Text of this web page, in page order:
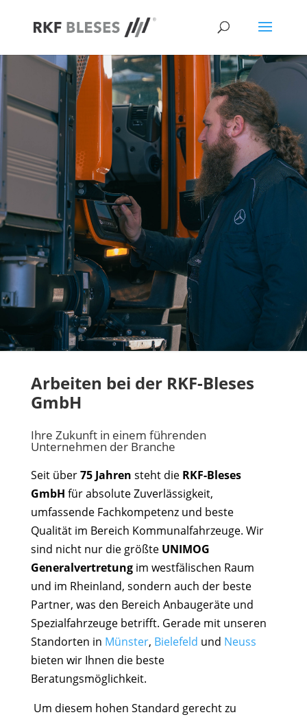
Arbeiten bei der RKF-Bleses
GmbH
Ihre Zukunft in einem führenden
Unternehmen der Branche
Seit über75 Jahren steht die RKF-Bleses
GmbH für absolute Zuverlässigkeit,
umfassende Fachkompetenz und beste
Qualität im Bereich Kommunalfahrzeuge. Wir
sind nicht nur die größte UNIMOG
Generalvertretungim westfälischen Raum
und im Rheinland, sondern auch der beste
Partner, was den Bereich Anbaugeräte und
Spezialfahrzeuge betrifft. Gerade mit unseren
Standorten in Münster, Bielefeld und Neuss
bieten wir Ihnen die beste
Beratungsmöglichkeit.
Um diesem hohen Standard gerecht zu